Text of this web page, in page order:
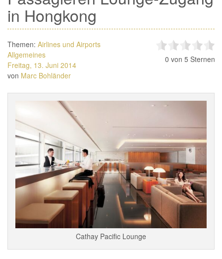
in Hongkong
Themen: Airlines und Airports
Allgemeines
Freitag, 13. Juni 2014
von Marc Bohländer
0 von 5 Sternen
Cathay Pacific Lounge